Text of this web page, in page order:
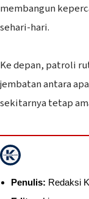
membangun
sehari-hari.
‎Ke depan, patroli
jembatan antara
sekitarnya tetap
Penulis: Redaksi